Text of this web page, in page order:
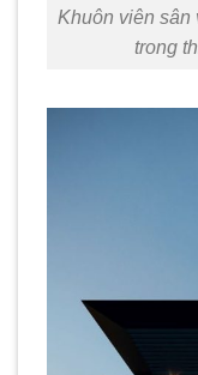
Khuôn viên sân
trong